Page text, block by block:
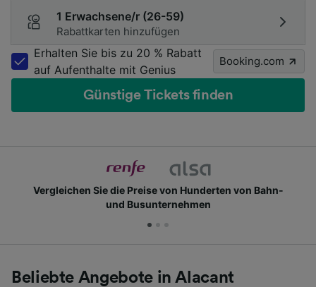
1 Erwachsene/r (26-59)
Rabattkarten hinzufügen
Erhalten Sie bis zu 20 % Rabatt
auf Aufenthalte mit Genius
Booking.com
Günstige Tickets finden
Vergleichen Sie die Preise von Hunderten von Bahn-
und Busunternehmen
Beliebte Angebote in Alacant